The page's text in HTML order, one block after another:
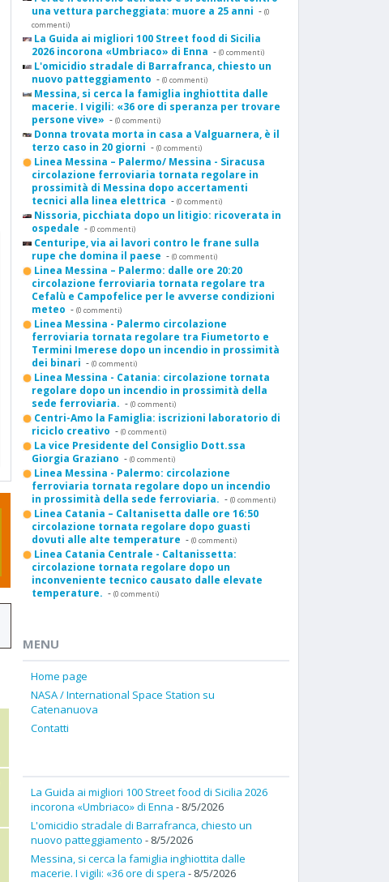
una vettura parcheggiata: muore a 25 anni - (0
commenti)
La Guida ai migliori 100 Street food di Sicilia
2026 incorona «Umbriaco» di Enna - (0 commenti)
L'omicidio stradale di Barrafranca, chiesto un
nuovo patteggiamento - (0 commenti)
Messina, si cerca la famiglia inghiottita dalle
macerie. I vigili: «36 ore di speranza per trovare
persone vive» - (0 commenti)
Donna trovata morta in casa a Valguarnera, è il
terzo caso in 20 giorni - (0 commenti)
Linea Messina – Palermo/ Messina - Siracusa
circolazione ferroviaria tornata regolare in
prossimità di Messina dopo accertamenti
tecnici alla linea elettrica - (0 commenti)
Nissoria, picchiata dopo un litigio: ricoverata in
ospedale - (0 commenti)
Centuripe, via ai lavori contro le frane sulla
rupe che domina il paese - (0 commenti)
Linea Messina – Palermo: dalle ore 20:20
circolazione ferroviaria tornata regolare tra
Cefalù e Campofelice per le avverse condizioni
meteo - (0 commenti)
Linea Messina - Palermo circolazione
ferroviaria tornata regolare tra Fiumetorto e
Termini Imerese dopo un incendio in prossimità
dei binari - (0 commenti)
Linea Messina - Catania: circolazione tornata
regolare dopo un incendio in prossimità della
sede ferroviaria. - (0 commenti)
Centri-Amo la Famiglia: iscrizioni laboratorio di
riciclo creativo - (0 commenti)
La vice Presidente del Consiglio Dott.ssa
Giorgia Graziano - (0 commenti)
Linea Messina - Palermo: circolazione
ferroviaria tornata regolare dopo un incendio
in prossimità della sede ferroviaria. - (0 commenti)
Linea Catania – Caltanisetta dalle ore 16:50
circolazione tornata regolare dopo guasti
dovuti alle alte temperature - (0 commenti)
Linea Catania Centrale - Caltanissetta:
circolazione tornata regolare dopo un
inconveniente tecnico causato dalle elevate
temperature. - (0 commenti)
MENU
Home page
NASA / International Space Station su
Catenanuova
Contatti
La Guida ai migliori 100 Street food di Sicilia 2026
incorona «Umbriaco» di Enna - 8/5/2026
L'omicidio stradale di Barrafranca, chiesto un
nuovo patteggiamento - 8/5/2026
Messina, si cerca la famiglia inghiottita dalle
macerie. I vigili: «36 ore di spera - 8/5/2026